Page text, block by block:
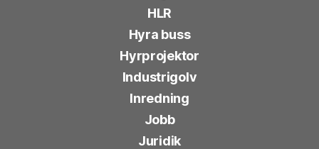
HLR
Hyra buss
Hyrprojektor
Industrigolv
Inredning
Jobb
Juridik